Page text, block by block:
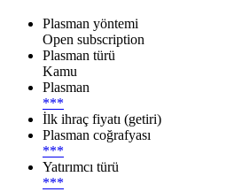
Plasman yöntemi
Open subscription
Plasman türü
Kamu
Plasman
***
İlk ihraç fiyatı (getiri)
Plasman coğrafyası
***
Yatırımcı türü
***